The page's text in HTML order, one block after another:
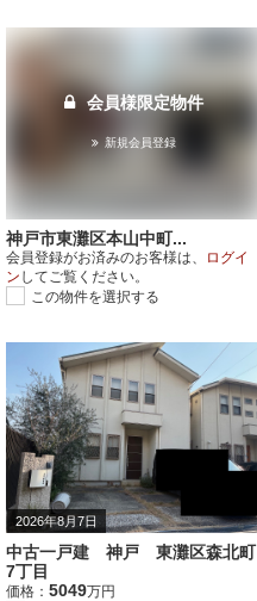
会員様限定物件
新規会員登録
神戸市東灘区本山中町...
会員登録がお済みのお客様は、
ログイ
ン してご覧ください。
この物件を選択する
2026年8月7日
中古一戸建 神戸 東灘区森北町
7丁目
価格： 5049万円